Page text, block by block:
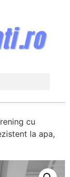
cu
la apa,